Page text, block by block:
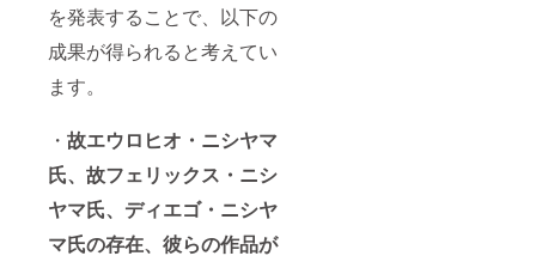
を発表することで、以下の
成果が得られると考えてい
ます。
・ 故エウロヒオ・ニシヤマ
氏、故フェリックス・ニシ
ヤマ氏、ディエゴ・ニシヤ
マ氏の存在、彼らの作品が